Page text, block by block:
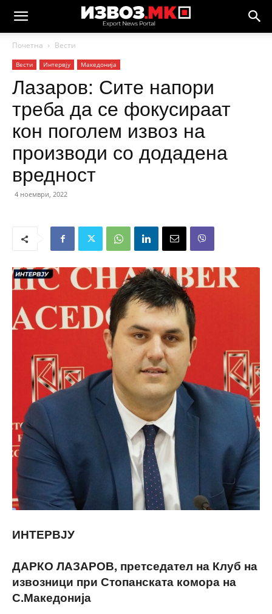
Почетна Вести
Вести Интервју Македонија
Лазаров: Сите напори
треба да се фокусираат
кон поголем извоз на
производи со додадена
вредност
4 ноември, 2022
ИНТЕРВЈУ
ДАРКО ЛАЗАРОВ, претседател на Клуб на
извозници при Стопанската комора на
С.Македонија